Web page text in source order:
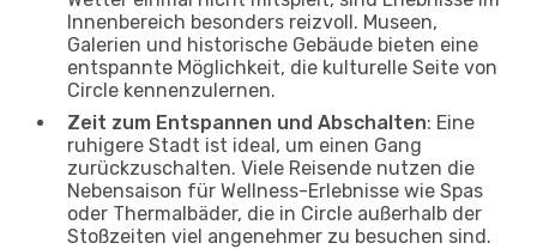
Innenbereich besonders reizvoll. Museen,
Galerien und historische Gebäude bieten eine
entspannte Möglichkeit, die kulturelle Seite von
Circle kennenzulernen.
Zeit zum Entspannen und Abschalten: Eine
ruhigere Stadt ist ideal, um einen Gang
zurückzuschalten. Viele Reisende nutzen die
Nebensaison für Wellness-Erlebnisse wie Spas
oder Thermalbäder, die in Circle außerhalb der
Stoßzeiten viel angenehmer zu besuchen sind.